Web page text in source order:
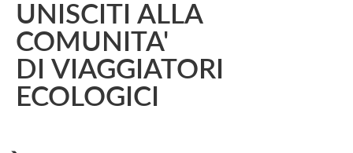
UNISCITI ALLA
COMUNITA'
DI VIAGGIATORI
ECOLOGICI